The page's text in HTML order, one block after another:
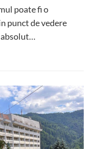
poate fi o
punct de vedere
absolut…